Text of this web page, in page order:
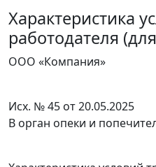
Характеристика
работодателя
ООО «Компания»
Исх. № 45 от 20.05.2025
В орган опеки и